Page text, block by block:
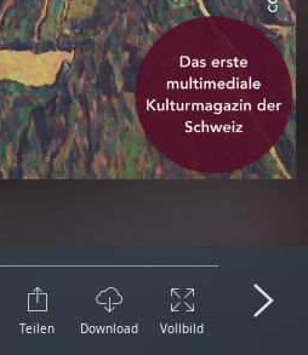
Teilen Download Vollbild